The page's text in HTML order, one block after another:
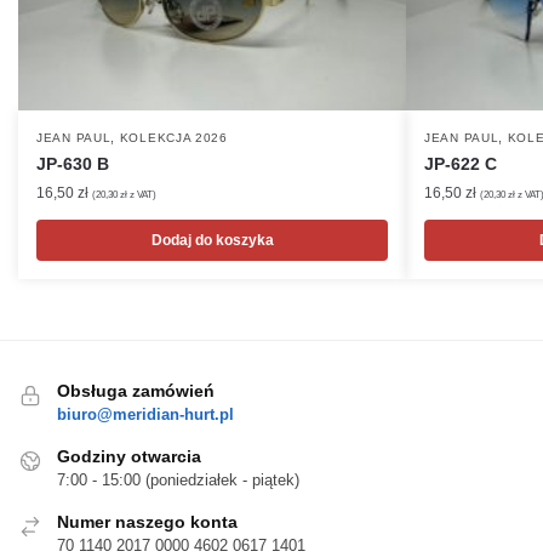
JEAN PAUL, KOLEKCJA 2026
JP-630 B
16,50 zł (20,30 zł z VAT)
Dodaj do koszyka
JEAN PAUL,
JP-622 C
16,50 zł (20,30 zł z VAT)
Obsługa zamówień
biuro@meridian-hurt.pl
Godziny otwarcia
7:00 - 15:00 (poniedziałek - piątek)
Numer naszego konta
70 1140 2017 0000 4602 0617 1401